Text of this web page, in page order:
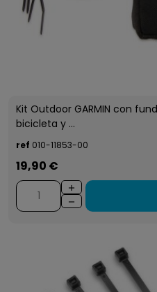
Kit Outdoor GARMIN con
bicicleta y ...
ref 010-11853-00
19,90 €